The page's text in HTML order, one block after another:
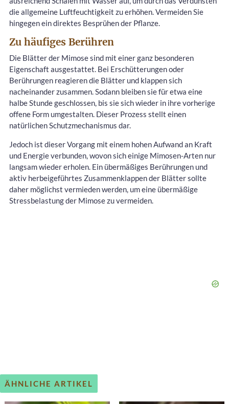
die allgemeine Luftfeuchtigkeit zu erhöhen. Vermeiden Sie
hingegen ein direktes Besprühen der Pflanze.
Zu häufiges Berühren
Die Blätter der Mimose sind mit einer ganz besonderen
Eigenschaft ausgestattet. Bei Erschütterungen oder
Berührungen reagieren die Blätter und klappen sich
nacheinander zusammen. Sodann bleiben sie für etwa eine
halbe Stunde geschlossen, bis sie sich wieder in ihre vorherige
offene Form umgestalten. Dieser Prozess stellt einen
natürlichen Schutzmechanismus dar.
Jedoch ist dieser Vorgang mit einem hohen Aufwand an Kraft
und Energie verbunden, wovon sich einige Mimosen-Arten nur
langsam wieder erholen. Ein übermäßiges Berührungen und
aktiv herbeigeführtes Zusammenklappen der Blätter sollte
daher möglichst vermieden werden, um eine übermäßige
Stressbelastung der Mimose zu vermeiden.
ÄHNLICHE ARTIKEL